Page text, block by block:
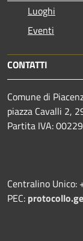
Luoghi
Eventi
CONTATTI
Comune di
piazza Cavalli 2,
Partita IVA:
Centralino Unico:
PEC: